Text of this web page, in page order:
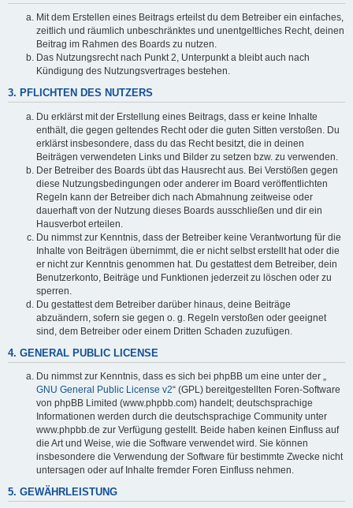
Mit dem Erstellen eines Beitrags erteilst du dem Betreiber ein einfaches,
zeitlich und räumlich unbeschränktes und unentgeltliches Recht, deinen
Beitrag im Rahmen des Boards zu nutzen.
Das Nutzungsrecht nach Punkt 2, Unterpunkt a bleibt auch nach
Kündigung des Nutzungsvertrages bestehen.
3. PFLICHTEN DES NUTZERS
Du erklärst mit der Erstellung eines Beitrags, dass er keine Inhalte
enthält, die gegen geltendes Recht oder die guten Sitten verstoßen. Du
erklärst insbesondere, dass du das Recht besitzt, die in deinen
Beiträgen verwendeten Links und Bilder zu setzen bzw. zu verwenden.
Der Betreiber des Boards übt das Hausrecht aus. Bei Verstößen gegen
diese Nutzungsbedingungen oder anderer im Board veröffentlichten
Regeln kann der Betreiber dich nach Abmahnung zeitweise oder
dauerhaft von der Nutzung dieses Boards ausschließen und dir ein
Hausverbot erteilen.
Du nimmst zur Kenntnis, dass der Betreiber keine Verantwortung für die
Inhalte von Beiträgen übernimmt, die er nicht selbst erstellt hat oder die
er nicht zur Kenntnis genommen hat. Du gestattest dem Betreiber, dein
Benutzerkonto, Beiträge und Funktionen jederzeit zu löschen oder zu
sperren.
Du gestattest dem Betreiber darüber hinaus, deine Beiträge
abzuändern, sofern sie gegen o. g. Regeln verstoßen oder geeignet
sind, dem Betreiber oder einem Dritten Schaden zuzufügen.
4. GENERAL PUBLIC LICENSE
Du nimmst zur Kenntnis, dass es sich bei phpBB um eine unter der „
GNU General Public License v2“ (GPL) bereitgestellten Foren-Software
von phpBB Limited (www.phpbb.com) handelt; deutschsprachige
Informationen werden durch die deutschsprachige Community unter
www.phpbb.de zur Verfügung gestellt. Beide haben keinen Einfluss auf
die Art und Weise, wie die Software verwendet wird. Sie können
insbesondere die Verwendung der Software für bestimmte Zwecke nicht
untersagen oder auf Inhalte fremder Foren Einfluss nehmen.
5. GEWÄHRLEISTUNG